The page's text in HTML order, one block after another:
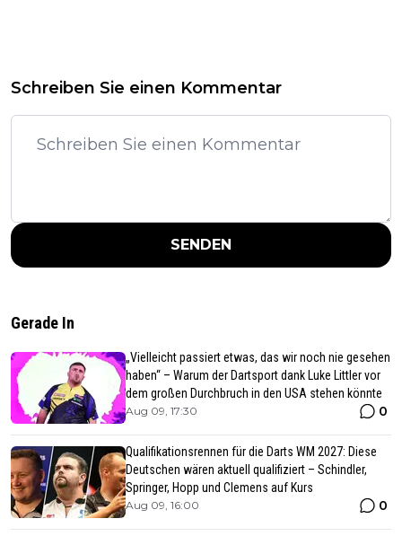
Schreiben Sie einen Kommentar
SENDEN
Gerade In
„Vielleicht passiert etwas, das wir noch nie gesehen
haben“ – Warum der Dartsport dank Luke Littler vor
dem großen Durchbruch in den USA stehen könnte
Aug 09, 17:30 0
Qualifikationsrennen für die Darts WM 2027: Diese
Deutschen wären aktuell qualifiziert – Schindler,
Springer, Hopp und Clemens auf Kurs
Aug 09, 16:00 0